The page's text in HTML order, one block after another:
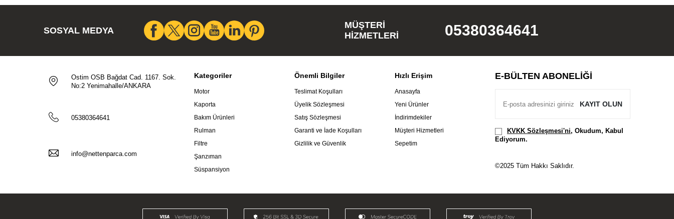
SOSYAL MEDYA
MÜŞTERI
HIZMETLERI
05380364641
Ostim OSB Bağdat Cad. 1167. Sok.
No:2 Yenimahalle/ANKARA
05380364641
info@nettenparca.com
Kategoriler
Motor
Kaporta
Bakım Ürünleri
Rulman
Filtre
Şanzıman
Süspansiyon
Önemli Bilgiler
Teslimat Koşulları
Üyelik Sözleşmesi
Satış Sözleşmesi
Garanti ve İade Koşulları
Gizlilik ve Güvenlik
Hızlı Erişim
Anasayfa
Yeni Ürünler
İndirimdekiler
Müşteri Hizmetleri
Sepetim
E-BÜLTEN ABONELIĞI
KAYIT OLUN
KVKK Sözleşmesi'ni, Okudum, Kabul
Ediyorum.
©2025 Tüm Hakkı Saklıdır.